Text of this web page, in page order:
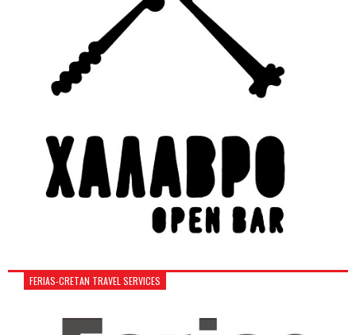
FERIAS-CRETAN TRAVEL SERVICES